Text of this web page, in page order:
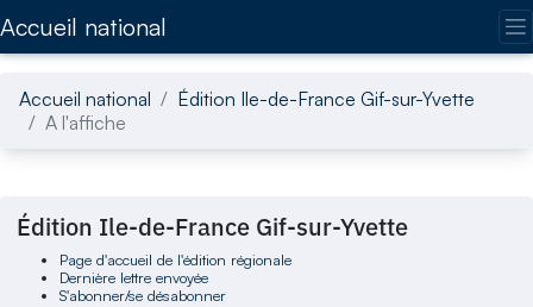
Accueil national
Accueil national
Édition Ile-de-France Gif-sur-Yvette
A l'affiche
Édition Ile-de-France Gif-sur-Yvette
Page d'accueil de l'édition régionale
Dernière lettre envoyée
S'abonner/se désabonner